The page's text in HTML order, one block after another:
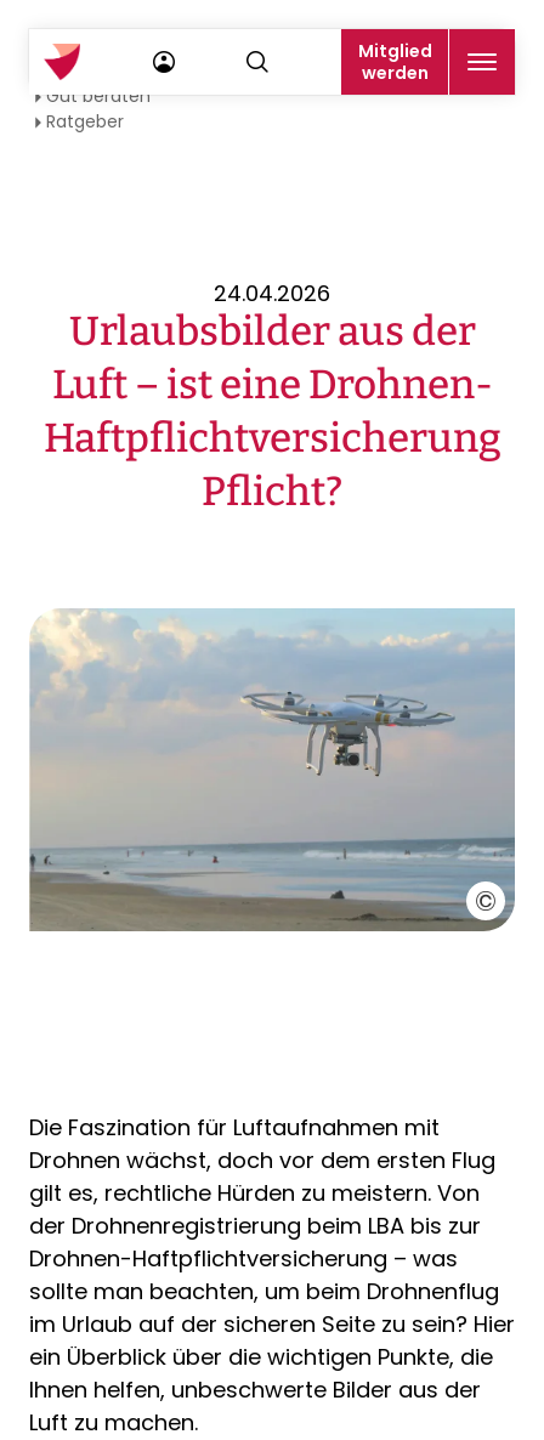
Mitglied
werden
Startseite
Gut beraten
Ratgeber
24.04.2026
Urlaubsbilder aus der
Luft – ist eine Drohnen-
Haftpflichtversicherung
Pflicht?
Die Faszination für Luftaufnahmen mit
Drohnen wächst, doch vor dem ersten Flug
gilt es, rechtliche Hürden zu meistern. Von
der Drohnenregistrierung beim LBA bis zur
Drohnen-Haftpflichtversicherung – was
sollte man beachten, um beim Drohnenflug
im Urlaub auf der sicheren Seite zu sein? Hier
ein Überblick über die wichtigen Punkte, die
Ihnen helfen, unbeschwerte Bilder aus der
Luft zu machen.